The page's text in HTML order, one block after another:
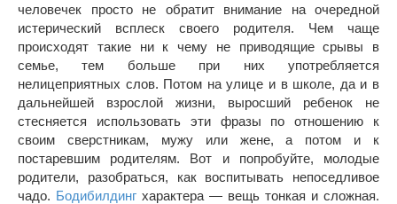
человечек просто не обратит внимание на очередной
истерический всплеск своего родителя. Чем чаще
происходят такие ни к чему не приводящие срывы в
семье, тем больше при них употребляется
нелицеприятных слов. Потом на улице и в школе, да и в
дальнейшей взрослой жизни, выросший ребенок не
стесняется использовать эти фразы по отношению к
своим сверстникам, мужу или жене, а потом и к
постаревшим родителям. Вот и попробуйте, молодые
родители, разобраться, как воспитывать непоседливое
чадо. Бодибилдинг характера — вещь тонкая и сложная.